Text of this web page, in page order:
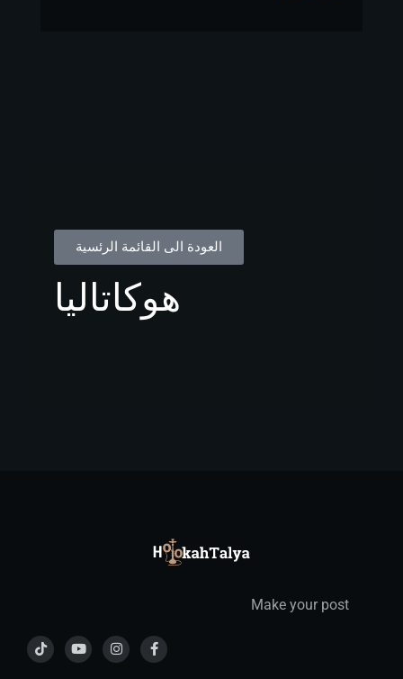
العودة الى القائمة الرئسية
هوكاتاليا
Make your post